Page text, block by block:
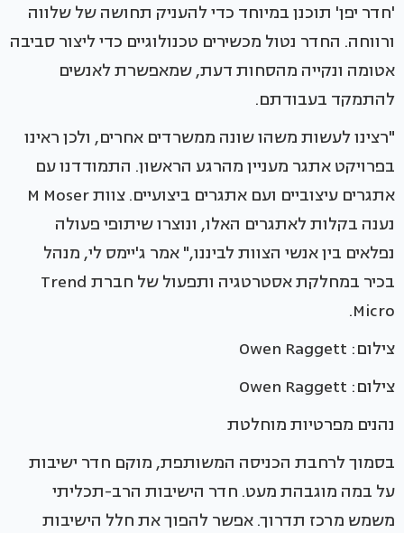
'חדר יפן' תוכנן במיוחד כדי להעניק תחושה של שלווה
ורווחה. החדר נטול מכשירים טכנולוגיים כדי ליצור סביבה
אטומה ונקייה מהסחות דעת, שמאפשרת לאנשים
להתמקד בעבודתם.
"רצינו לעשות משהו שונה ממשרדים אחרים, ולכן ראינו
בפרויקט אתגר מעניין מהרגע הראשון. התמודדנו עם
אתגרים עיצוביים ועם אתגרים ביצועיים. צוות M Moser
נענה בקלות לאתגרים האלו, ונוצרו שיתופי פעולה
נפלאים בין אנשי הצוות לביננו," אמר ג'יימס לי, מנהל
בכיר במחלקת אסטרטגיה ותפעול של חברת Trend
Micro.
צילום: Owen Raggett
צילום: Owen Raggett
נהנים מפרטיות מוחלטת
בסמוך לרחבת הכניסה המשותפת, מוקם חדר ישיבות
על במה מוגבהת מעט. חדר הישיבות הרב-תכליתי
משמש מרכז תדרוך. אפשר להפוך את חלל הישיבות